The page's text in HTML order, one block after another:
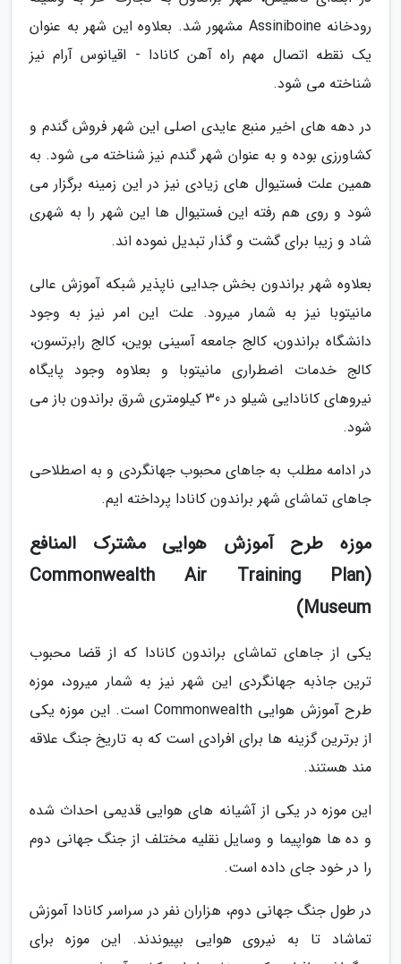
رودخانه Assiniboine مشهور شد. بعلاوه این شهر به عنوان
یک نقطه اتصال مهم راه آهن کانادا - اقیانوس آرام نیز
شناخته می شود.
در دهه های اخیر منبع عایدی اصلی این شهر فروش گندم و
کشاورزی بوده و به عنوان شهر گندم نیز شناخته می شود. به
همین علت فستیوال های زیادی نیز در این زمینه برگزار می
شود و روی هم رفته این فستیوال ها این شهر را به شهری
شاد و زیبا برای گشت و گذار تبدیل نموده اند.
بعلاوه شهر براندون بخش جدایی ناپذیر شبکه آموزش عالی
مانیتوبا نیز به شمار میرود. علت این امر نیز به وجود
دانشگاه براندون، کالج جامعه آسینی بوین، کالج رابرتسون،
کالج خدمات اضطراری مانیتوبا و بعلاوه وجود پایگاه
نیروهای کانادایی شیلو در 30 کیلومتری شرق براندون باز می
شود.
در ادامه مطلب به جاهای محبوب جهانگردی و به اصطلاحی
جاهای تماشای شهر براندون کانادا پرداخته ایم.
موزه طرح آموزش هوایی مشترک المنافع
(Commonwealth Air Training Plan
Museum)
یکی از جاهای تماشای براندون کانادا که از قضا محبوب
ترین جاذبه جهانگردی این شهر نیز به شمار میرود، موزه
طرح آموزش هوایی Commonwealth است. این موزه یکی
از برترین گزینه ها برای افرادی است که به تاریخ جنگ علاقه
مند هستند.
این موزه در یکی از آشیانه های هوایی قدیمی احداث شده
و ده ها هواپیما و وسایل نقلیه مختلف از جنگ جهانی دوم
را در خود جای داده است.
در طول جنگ جهانی دوم، هزاران نفر در سراسر کانادا آموزش
تماشاد تا به نیروی هوایی بپیوندند. این موزه برای